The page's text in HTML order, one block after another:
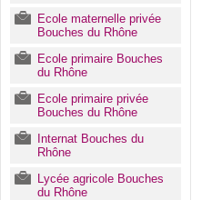
Ecole maternelle privée
Bouches du Rhône
Ecole primaire Bouches
du Rhône
Ecole primaire privée
Bouches du Rhône
Internat Bouches du
Rhône
Lycée agricole Bouches
du Rhône